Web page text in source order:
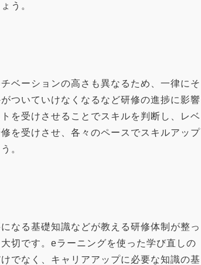
う。
ベーションの高さも異なるため、一律にそ
ついていけなくなるなど研修の進捗に影響
を受けさせることでスキルを判断し、レベ
を受けさせ、各々のペースでスキルアップ
。
なる基礎知識などが教える研修体制が整っ
切です。eラーニングを使った学び直しの
でなく、キャリアアップに必要な知識の基